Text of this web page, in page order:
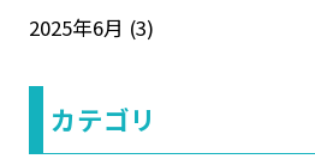
2025年6月 (3)
カテゴリ